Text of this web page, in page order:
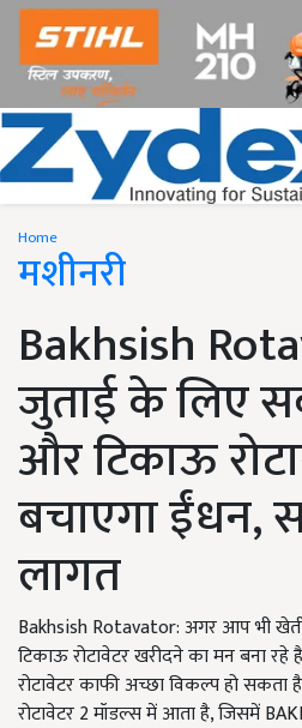
Home
मशीनरी
Bakhsish
जुताई के लिए
और टिकाऊ
बचाएगा ईंधन,
लागत
Bakhsish Rotavator: अगर आप भी
टिकाऊ रोटावेटर खरीदने का मन बना
रोटावेटर काफी अच्छा विकल्प हो
रोटावेटर 2 मॉडल्स में आता है, जिसमें